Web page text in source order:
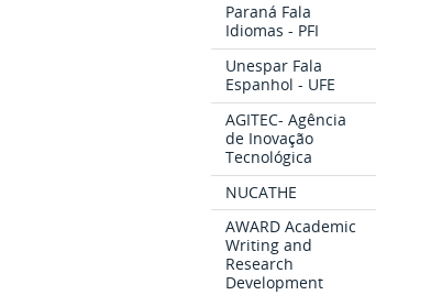
Paraná Fala
Idiomas - PFI
Unespar Fala
Espanhol - UFE
AGITEC- Agência
de Inovação
Tecnológica
NUCATHE
AWARD Academic
Writing and
Research
Development